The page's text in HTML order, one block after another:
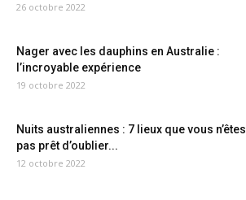
26 octobre 2022
Nager avec les dauphins en Australie :
l’incroyable expérience
19 octobre 2022
Nuits australiennes : 7 lieux que vous n’êtes
pas prêt d’oublier...
12 octobre 2022